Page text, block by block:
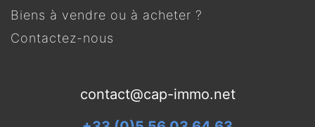
Biens à vendre ou à acheter ?
Contactez-nous
contact@cap-immo.net